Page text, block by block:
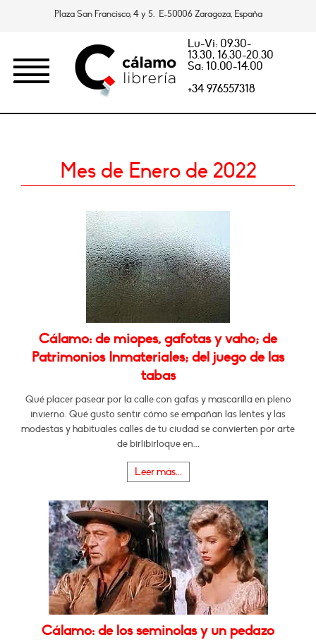
Plaza San Francisco, 4 y 5. E-50006 Zaragoza, España
Lu-Vi: 09.30-
13.30, 16.30-20.30
Sa: 10.00-14.00
+34 976557318
Mes de Enero de 2022
Cálamo: de miopes, gafotas y vaho; de
Patrimonios Inmateriales; del juego de las
tabas
Qué placer pasear por la calle con gafas y mascarilla en pleno
invierno. Qué gusto sentir cómo se empañan las lentes y las
modestas y habituales calles de tu ciudad se convierten por arte
de birlibirloque en...
Leer más...
Cálamo: de los seminolas y un pedazo